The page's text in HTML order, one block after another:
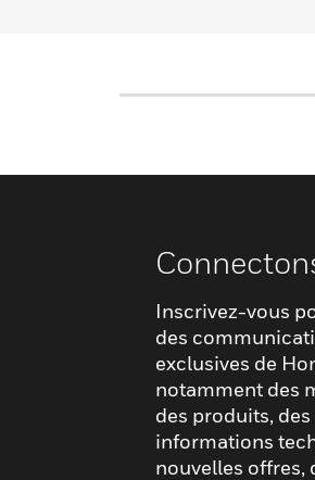
Inscrivez-vous
des
exclusives de
notamment des
des produits, des
informations
nouvelles offres,